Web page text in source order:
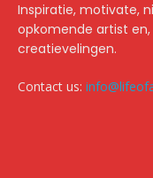
Inspiratie, motivate,
opkomende artist
creatievelingen.
Contact us: